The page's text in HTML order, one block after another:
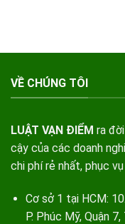
VỀ CHÚNG TÔI
LUẬT VẠN ĐIỂM ra
cậy của các doanh
chi phí rẻ nhất, phục
Cơ sở 1 tại HCM:
P. Phúc Mỹ, Quận